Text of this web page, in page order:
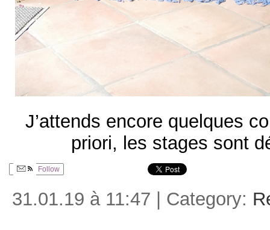
J’attends encore quelques
priori, les stages sont
Follow
31.01.19 à 11:47 | Category: